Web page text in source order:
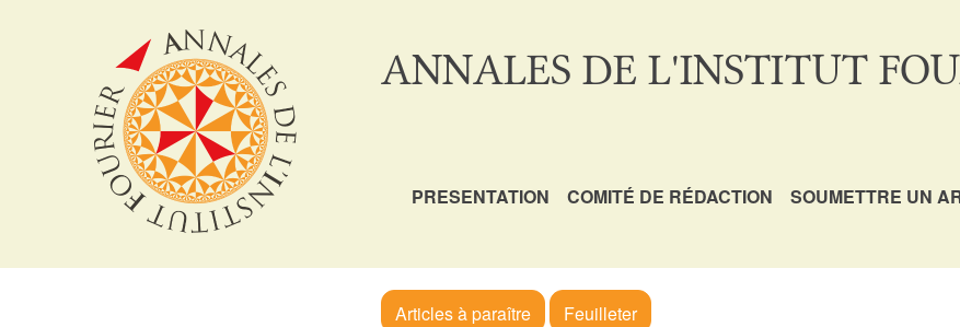
ANNALES DE L'INSTITUT
PRESENTATION COMITÉ DE RÉDACTION SOUMETTRE UN
Articles à paraître
Feuilleter